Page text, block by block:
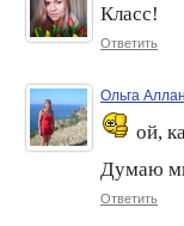
Класс!
Ответить
Ольга
ой,
Думаю
Ответить